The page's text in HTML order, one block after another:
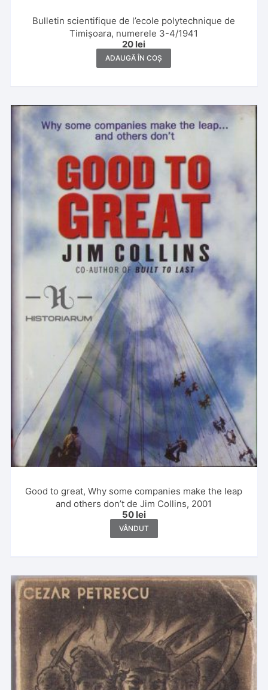
Bulletin scientifique de l’ecole polytechnique de
Timișoara, numerele 3-4/1941
20 lei
ADAUGĂ ÎN COȘ
Good to great, Why some companies make the leap
and others don’t de Jim Collins, 2001
50 lei
VÂNDUT